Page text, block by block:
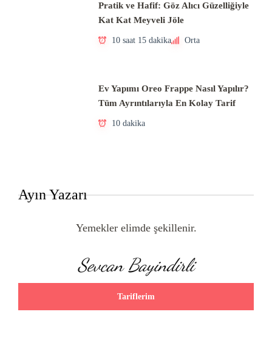
Pratik ve Hafif: Göz Alıcı Güzelliğiyle
Kat Kat Meyveli Jöle
10 saat 15 dakika Orta
Ev Yapımı Oreo Frappe Nasıl Yapılır?
Tüm Ayrıntılarıyla En Kolay Tarif
10 dakika
Ayın Yazarı
Yemekler elimde şekillenir.
Sevcan Bayindirli
Tariflerim